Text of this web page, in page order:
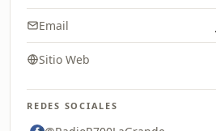
Email
Sitio Web
REDES SOCIALES